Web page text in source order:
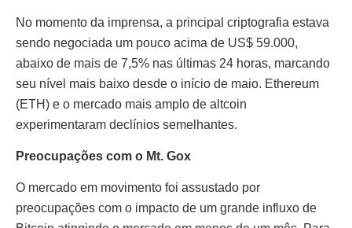
No momento da imprensa, a principal criptografia estava
sendo negociada um pouco acima de US$ 59.000,
abaixo de mais de 7,5% nas últimas 24 horas, marcando
seu nível mais baixo desde o início de maio. Ethereum
(ETH) e o mercado mais amplo de altcoin
experimentaram declínios semelhantes.
Preocupações com o Mt. Gox
O mercado em movimento foi assustado por
preocupações com o impacto de um grande influxo de